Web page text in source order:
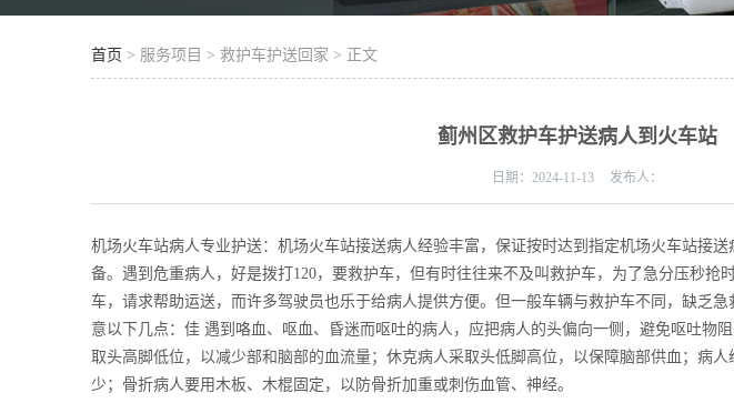
首页 > 服务项目 > 救护车护送回家 > 正文
蓟州区救护车护送病人到火车站
日期：2024-11-13 发布人：
机场火车站病人专业护送：机场火车站接送病人经验丰富，保证按时达到指定机场火车站接
备。遇到危重病人，好是拨打120，要救护车，但有时往往来不及叫救护车，为了急分压秒抢
车，请求帮助运送，而许多驾驶员也乐于给病人提供方便。但一般车辆与救护车不同，缺乏
意以下几点：佳 遇到咯血、呕血、昏迷而呕吐的病人，应把病人的头偏向一侧，避免呕吐物
取头高脚低位，以减少部和脑部的血流量；休克病人采取头低脚高位，以保障脑部供血；病
少；骨折病人要用木板、木棍固定，以防骨折加重或刺伤血管、神经。